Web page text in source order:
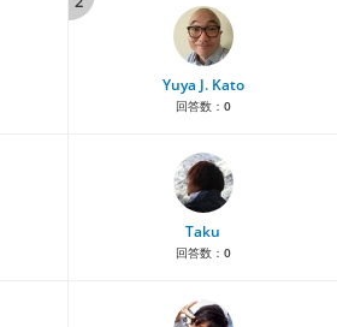
Yuya J. Kato
回答数： 0
Taku
回答数： 0